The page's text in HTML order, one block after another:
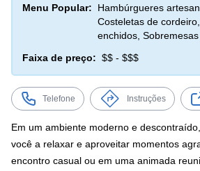
Menu Popular:
Hambúrgueres
Costeletas de
enchidos,
Faixa de preço: $$ - $$$
Telefone Instruções
Em um ambiente moderno e
você a relaxar e aproveitar momentos
encontro casual ou em uma animada